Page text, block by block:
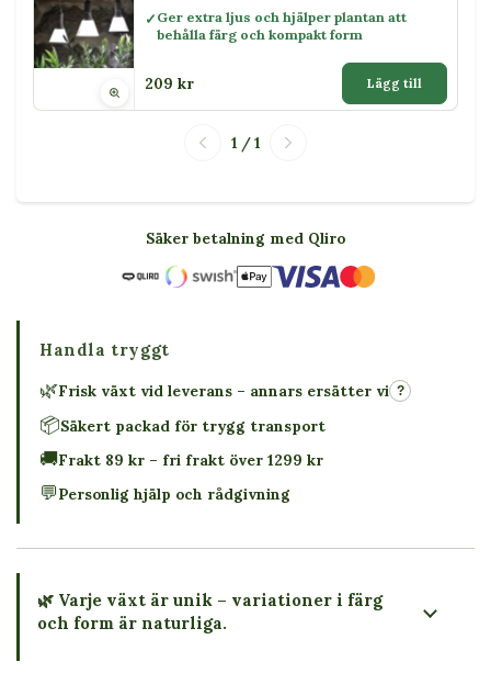
Ger extra ljus och hjälper plantan att
behålla färg och kompakt form
209 kr Lägg till
1 / 1
Säker betalning med Qliro
Handla tryggt
🌿Frisk växt vid leverans – annars ersätter vi ?
📦Säkert packad för trygg transport
🚚Frakt 89 kr – fri frakt över 1299 kr
💬Personlig hjälp och rådgivning
🌿 Varje växt är unik – variationer i färg
och form är naturliga.